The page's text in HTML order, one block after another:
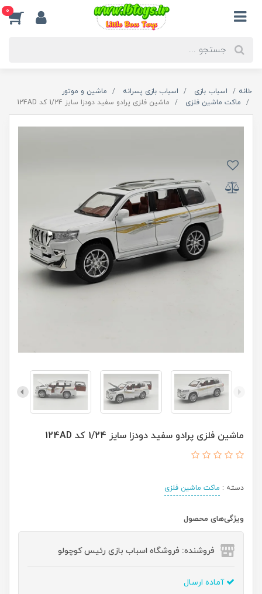
0
خانه اسباب بازی اسباب بازی پسرانه
ماشین و موتور
ماکت ماشین فلزی
ماشین فلزی پرادو سفید دودزا سایز 1/24 کد 124AD
ماشین فلزی پرادو سفید دودزا سایز 1/24 کد 124AD
دسته : ماکت ماشین فلزی
ویژگی‌های محصول
فروشنده: فروشگاه اسباب بازی رئیس کوچولو
آماده ارسال